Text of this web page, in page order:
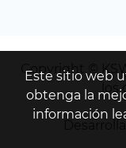
Copyright ©
Este sitio web
obtenga la
información